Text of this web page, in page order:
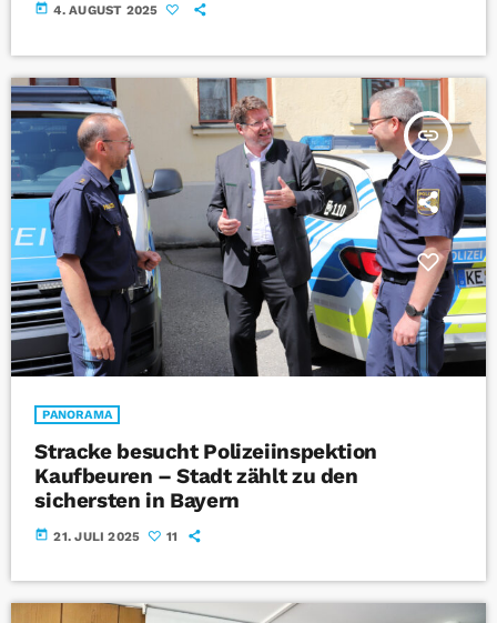
today 4. AUGUST 2025
insert_link
PANORAMA
Stracke besucht Polizeiinspektion
Kaufbeuren – Stadt zählt zu den
sichersten in Bayern
today 21. JULI 2025 11